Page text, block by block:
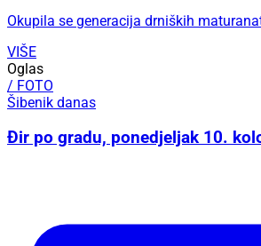
Okupila se generacija drniških
VIŠE
Oglas
/ FOTO
Šibenik danas
Đir po gradu, ponedjeljak 10.